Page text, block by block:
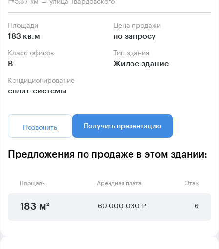
Площади
183 кв.м
Цена продажи
по запросу
Класс офисов
B
Тип здания
Жилое здание
Кондиционирование
сплит-системы
Позвонить Получить презентацию
Предложения по продаже в этом здании:
Площадь Арендная плата Этаж
183 м² 60 000 030 ₽ 6